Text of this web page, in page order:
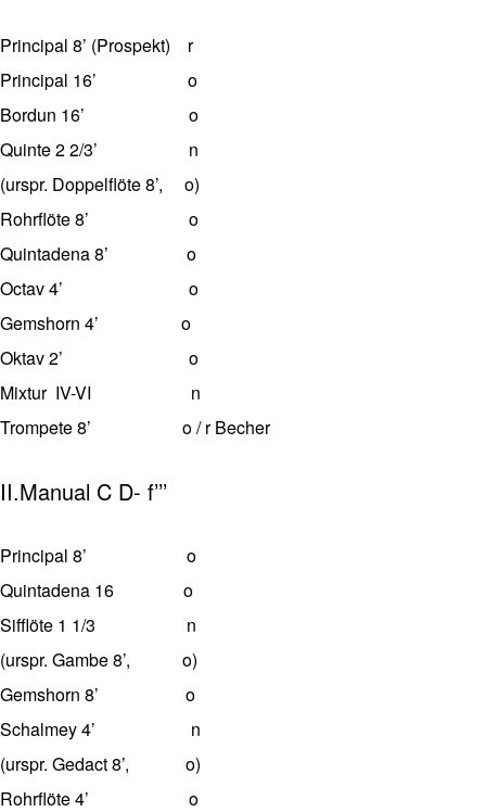
Principal 8’ (Prospekt) r
Principal 16’ o
Bordun 16’ o
Quinte 2 2/3’ n
(urspr. Doppelflöte 8’, o)
Rohrflöte 8’ o
Quintadena 8’ o
Octav 4’ o
Gemshorn 4’ o
Oktav 2’ o
Mixtur IV-VI n
Trompete 8’ o / r Becher
II.Manual C D- f’’’
Principal 8’ o
Quintadena 16 o
Sifflöte 1 1/3 n
(urspr. Gambe 8’, o)
Gemshorn 8’ o
Schalmey 4’ n
(urspr. Gedact 8’, o)
Rohrflöte 4’ o